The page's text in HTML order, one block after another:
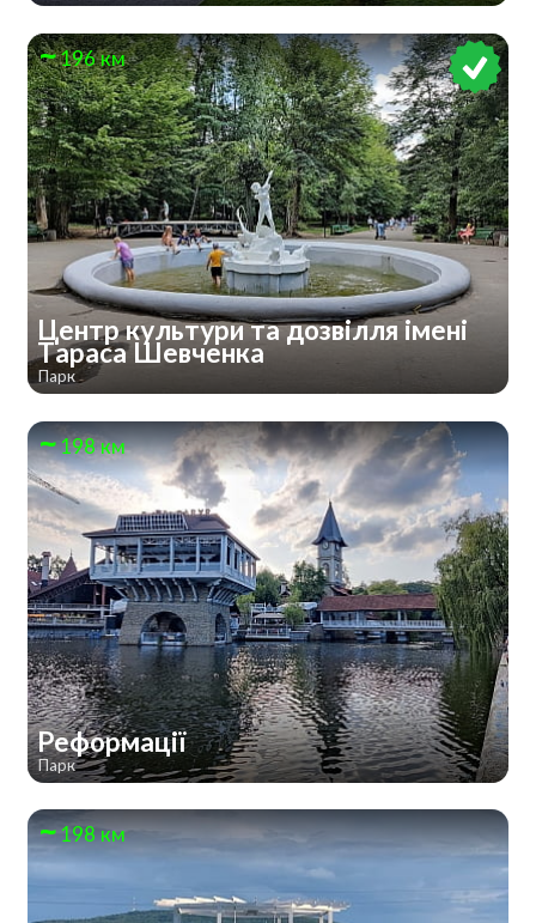
196 км
Центр культури та дозвілля імені
Тараса Шевченка
Парк
198 км
Реформації
Парк
198 км